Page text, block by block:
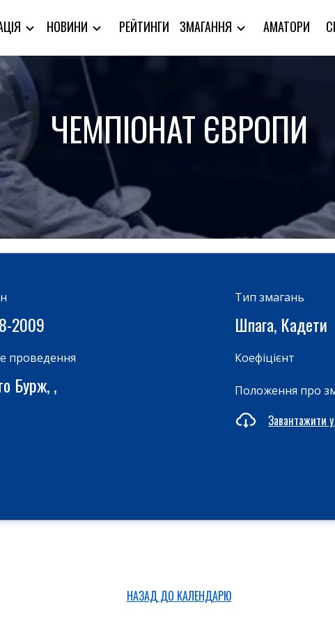
НОВИНИ РЕЙТИНГИ ЗМАГАННЯ АМАТОРИ
ЧЕМПІОНАТ ЄВРОПИ
2009
проведення
Бурж, ,
Тип змагань
Шпага, Кадети
Коефіцієнт
Положення про
Завантажити
НАЗАД ДО КАЛЕНДАРЮ